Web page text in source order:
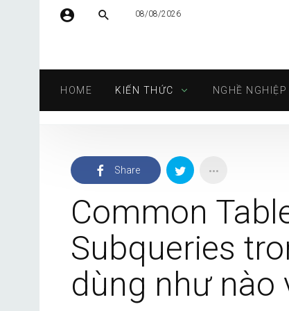
Mật khẩu
Tự động đăng nhập
08/08/2026
HOME KIẾN THỨC NGHỀ NGHIỆP
Share
Common
Subqueries
dùng như nào